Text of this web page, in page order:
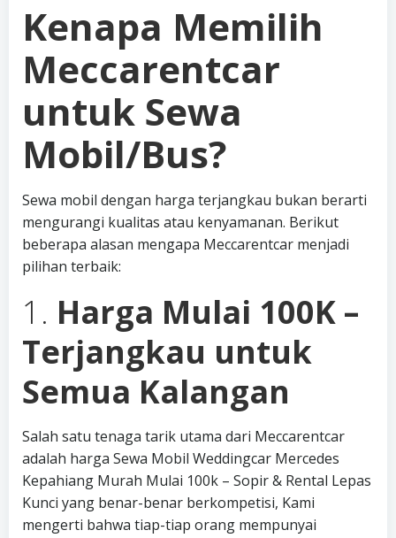
Kenapa Memilih
Meccarentcar
untuk Sewa
Mobil/Bus?
Sewa mobil dengan harga terjangkau bukan berarti
mengurangi kualitas atau kenyamanan. Berikut
beberapa alasan mengapa Meccarentcar menjadi
pilihan terbaik:
1. Harga Mulai 100K –
Terjangkau untuk
Semua Kalangan
Salah satu tenaga tarik utama dari Meccarentcar
adalah harga Sewa Mobil Weddingcar Mercedes
Kepahiang Murah Mulai 100k – Sopir & Rental Lepas
Kunci yang benar-benar berkompetisi, Kami
mengerti bahwa tiap-tiap orang mempunyai